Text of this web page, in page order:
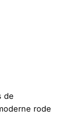
de
rode